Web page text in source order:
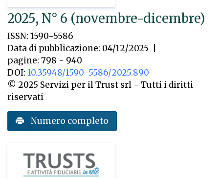
2025, N° 6 (novembre-dicembre)
ISSN: 1590-5586
Data di pubblicazione: 04/12/2025
pagine: 798 - 940
DOI: 10.35948/1590-5586/2025.890
© 2025 Servizi per il Trust srl - Tutti i diritti
riservati
Numero completo